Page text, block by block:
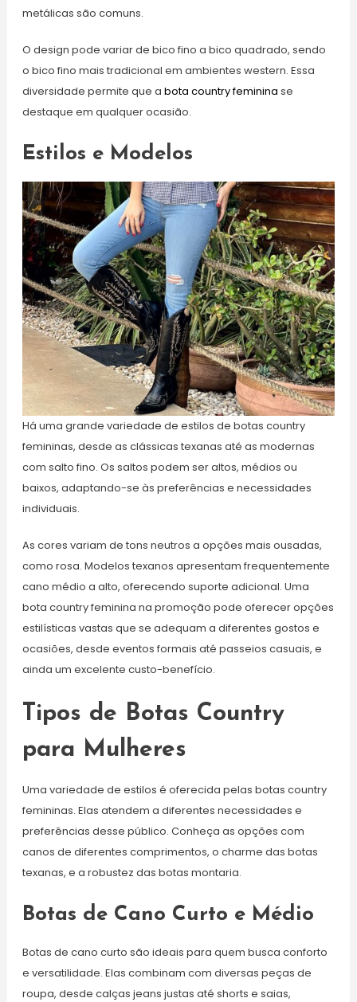
metálicas são comuns.
O design pode variar de bico fino a bico quadrado, sendo
o bico fino mais tradicional em ambientes western. Essa
diversidade permite que a bota country feminina se
destaque em qualquer ocasião.
Estilos e Modelos
Há uma grande variedade de estilos de botas country
femininas, desde as clássicas texanas até as modernas
com salto fino. Os saltos podem ser altos, médios ou
baixos, adaptando-se às preferências e necessidades
individuais.
As cores variam de tons neutros a opções mais ousadas,
como rosa. Modelos texanos apresentam frequentemente
cano médio a alto, oferecendo suporte adicional. Uma
bota country feminina na promoção pode oferecer opções
estilísticas vastas que se adequam a diferentes gostos e
ocasiões, desde eventos formais até passeios casuais, e
ainda um excelente custo-benefício.
Tipos de Botas Country
para Mulheres
Uma variedade de estilos é oferecida pelas botas country
femininas. Elas atendem a diferentes necessidades e
preferências desse público. Conheça as opções com
canos de diferentes comprimentos, o charme das botas
texanas, e a robustez das botas montaria.
Botas de Cano Curto e Médio
Botas de cano curto são ideais para quem busca conforto
e versatilidade. Elas combinam com diversas peças de
roupa, desde calças jeans justas até shorts e saias,